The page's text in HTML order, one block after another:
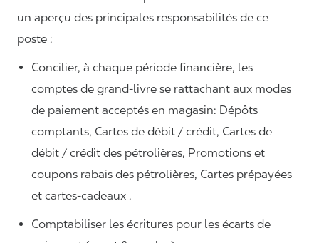
un aperçu des principales responsabilités de ce
poste :
Concilier, à chaque période financière, les
comptes de grand-livre se rattachant aux modes
de paiement acceptés en magasin: Dépôts
comptants, Cartes de débit / crédit, Cartes de
débit / crédit des pétrolières, Promotions et
coupons rabais des pétrolières, Cartes prépayées
et cartes-cadeaux .
Comptabiliser les écritures pour les écarts de